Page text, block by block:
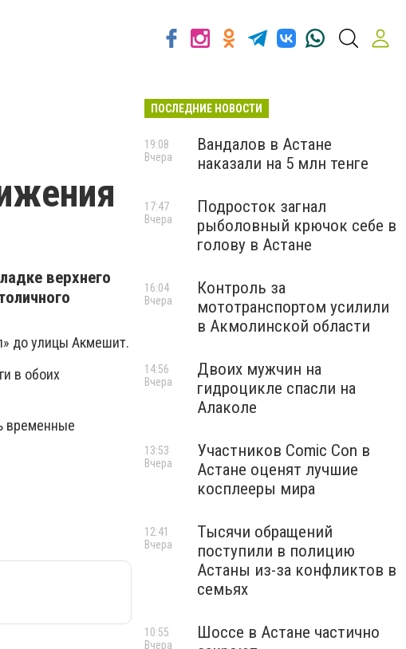
верхнего
до улицы Акмешит.
в обоих
временные
ПОСЛЕДНИЕ НОВОСТИ
Вандалов в Астане
наказали на 5 млн тенге
19:08
Вчера
Подросток загнал
рыболовный крючок себе в
голову в Астане
17:47
Вчера
Контроль за
мототранспортом усилили
в Акмолинской области
16:04
Вчера
Двоих мужчин на
гидроцикле спасли на
Алаколе
14:56
Вчера
Участников Comic Con в
Астане оценят лучшие
косплееры мира
13:53
Вчера
Тысячи обращений
поступили в полицию
Астаны из-за конфликтов в
семьях
12:41
Вчера
Шоссе в Астане частично
10:55
Вчера